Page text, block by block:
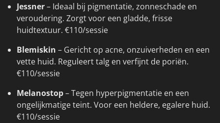
Jessner– Ideaal bij pigmentatie, zonneschade en
veroudering. Zorgt voor een gladde, frisse
huidtextuur. €110/sessie
Blemiskin – Gericht op acne, onzuiverheden en een
vette huid. Reguleert talg en verfijnt de poriën.
€110/sessie
Melanostop– Tegen hyperpigmentatie en een
ongelijkmatige teint. Voor een heldere, egalere huid.
€110/sessie